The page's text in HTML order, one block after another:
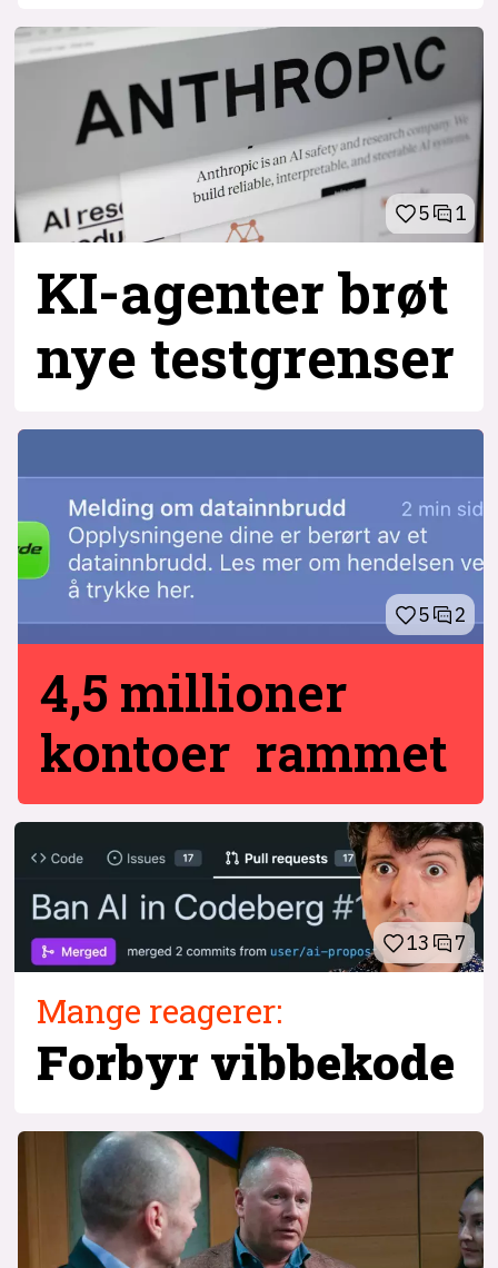
5 1
KI-agenter brøt
nye testgrenser
5 2
4,5 millioner
kontoer rammet
13 7
Mange reagerer:
Forbyr vibbekode